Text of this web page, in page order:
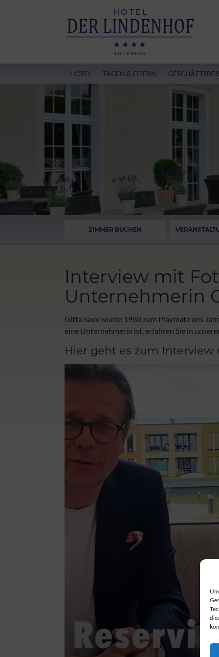
HOTEL TAGEN & FEIERN
ZIMMER BUCHEN
Interview mit
Unternehmerin
Gitta Saxx wurde 1988 zum Playmate des
eine Unternehmerin ist, erfahren Sie in
Hier geht es zum Interview